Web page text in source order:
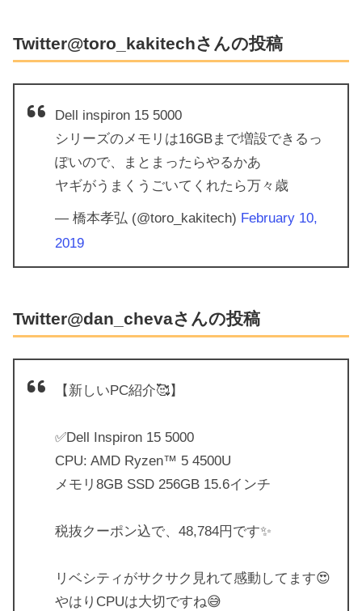
Twitter@toro_kakitechさんの投稿
Dell inspiron 15 5000
シリーズのメモリは16GBまで増設できるっ
ぽいので、まとまったらやるかあ
ヤギがうまくうごいてくれたら万々歳
— 橋本孝弘 (@toro_kakitech) February 10,
2019
Twitter@dan_chevaさんの投稿
【新しいPC紹介🥰】
✅Dell Inspiron 15 5000
CPU: AMD Ryzen™ 5 4500U
メモリ8GB SSD 256GB 15.6インチ
税抜クーポン込で、48,784円です✨
リベシティがサクサク見れて感動してます😍
やはりCPUは大切ですね😅